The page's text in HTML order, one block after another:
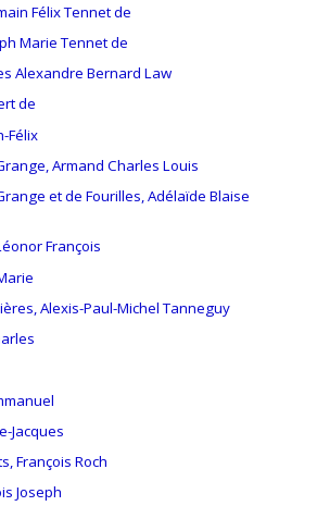
Félix Tennet de
Marie Tennet de
Alexandre Bernard Law
de
Félix
Armand Charles Louis
et de Fourilles, Adélaïde Blaise
François
Alexis-Paul-Michel Tanneguy
Jacques
François Roch
Joseph